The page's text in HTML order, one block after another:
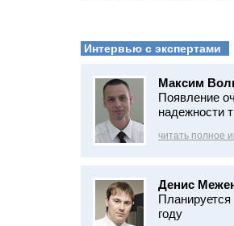
Интервью с экспертами
Максим
Появление
надежности
читать полное
Денис
Планируется
году